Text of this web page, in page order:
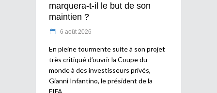
marquera-t-il le but de son
maintien ?
6 août 2026
En pleine tourmente suite à son projet
très critiqué d’ouvrir la Coupe du
monde à des investisseurs privés,
Gianni Infantino, le président de la
FIFA,